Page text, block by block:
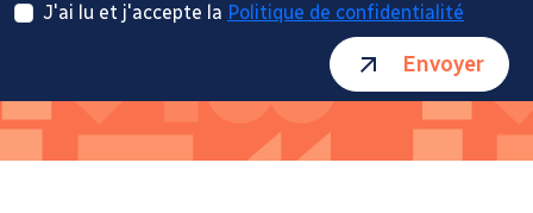
J'ai lu et j'accepte la Politique de confidentialité
Envoyer